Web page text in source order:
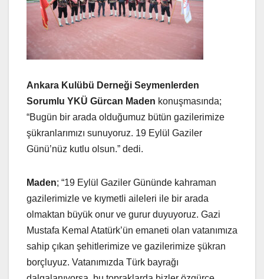
Ankara Kulübü Derneği Seymenlerden
Sorumlu YKÜ Gürcan Maden konuşmasında;
“Bugün bir arada olduğumuz bütün gazilerimize
şükranlarımızı sunuyoruz. 19 Eylül Gaziler
Günü’nüz kutlu olsun.” dedi.
Maden; “19 Eylül Gaziler Gününde kahraman
gazilerimizle ve kıymetli aileleri ile bir arada
olmaktan büyük onur ve gurur duyuyoruz. Gazi
Mustafa Kemal Atatürk’ün emaneti olan vatanımıza
sahip çıkan şehitlerimize ve gazilerimize şükran
borçluyuz. Vatanımızda Türk bayrağı